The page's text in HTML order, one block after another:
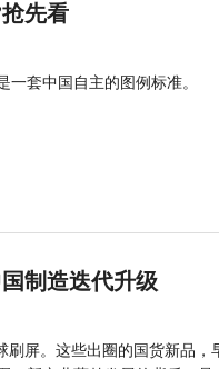
先看
一套中国自主的图例标准。
制造迭代升级
刷屏。这些出圈的国货新品